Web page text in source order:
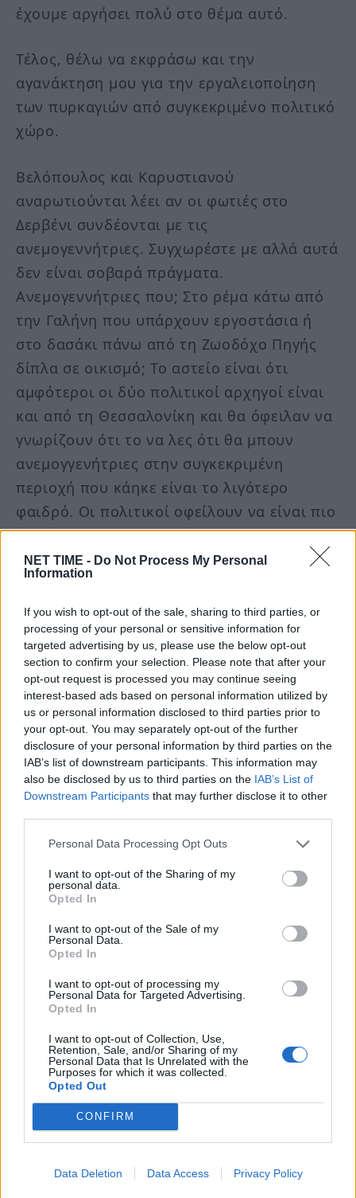
NET TIME - Do Not Process My Personal
Information
If you wish to opt-out of the sale, sharing to third parties, or
processing of your personal or sensitive information for
targeted advertising by us, please use the below opt-out
section to confirm your selection. Please note that after your
opt-out request is processed you may continue seeing
interest-based ads based on personal information utilized by
us or personal information disclosed to third parties prior to
your opt-out. You may separately opt-out of the further
disclosure of your personal information by third parties on the
IAB’s list of downstream participants. This information may
also be disclosed by us to third parties on the IAB’s List of
Downstream Participants that may further disclose it to other
Personal Data Processing Opt Outs
I want to opt-out of the Sharing of my
personal data.
Opted In
I want to opt-out of the Sale of my
Personal Data.
Opted In
I want to opt-out of processing my
Personal Data for Targeted Advertising.
Opted In
I want to opt-out of Collection, Use,
Retention, Sale, and/or Sharing of my
Personal Data that Is Unrelated with the
Purposes for which it was collected.
Opted Out
CONFIRM
Data Deletion Data Access Privacy Policy
έχουμε αργήσει πολύ στο θέμα αυτό.
Τέλος, θέλω να εκφράσω και την
αγανάκτηση μου για την εργαλειοποίηση
των πυρκαγιών από συγκεκριμένο πολιτικό
χώρο.
Βελόπουλος και Καρυστιανού
αναρωτιούνται λέει αν οι φωτιές στο
Δερβένι συνδέονται με τις
ανεμογεννήτριες. Συγχωρέστε με αλλά αυτά
δεν είναι σοβαρά πράγματα.
Ανεμογεννήτριες που; Στο ρέμα κάτω από
την Γαλήνη που υπάρχουν εργοστάσια ή
στο δασάκι πάνω από τη Ζωοδόχο Πηγής
δίπλα σε οικισμό; Το αστείο είναι ότι
αμφότεροι οι δύο πολιτικοί αρχηγοί είναι
και από τη Θεσσαλονίκη και θα όφειλαν να
γνωρίζουν ότι το να λες ότι θα μπουν
ανεμογγενήτριες στην συγκεκριμένη
περιοχή που κάηκε είναι το λιγότερο
φαιδρό. Οι πολιτικοί οφείλουν να είναι πιο
προσεκτικοί όταν υπάρχουν απώλειες
ζωών και σημαντικές καταστροφές,
ζητήματα εν ου παικτοίς.
Δεν είναι δυνατόν σε απόσταση λιγότερη
από 15 χιλιόμετρα από το κέντρο της
πόλης, η φωτιά στον ορεινό όγκο του
Δερβενίου να ξεκινάει από την Ανθούπολη
και να φτάνει στη Λητή, μέρα μεσημέρι. Δεν
γίνεται να διανύει η φωτιά μια απόσταση 4
χιλιόμετρων υπό αυτές τις συνθήκες. Θα
πρέπει να ξαναδούμε όλο το σχέδιο
πρόληψης και κατάσβεσης του βουνού μας
από την αρχή. Δεν με απασχολεί αν η
περιοχή ανήκει στην αρμοδιότητα του
Δασαρχείου ή της Περιφέρειας, άμεσα ως
όλους τους εμπλεκόμενους φορείς και να
ξαναδούμε το επιχειρησιακό πλάνο,
αντιπυρικές ζώνες, 24ωρη επιτήρηση,
κρουνούς κλπ. Πόσο ασυνεπές είναι να
κάνουμε έναν τεράστιο αγώνα να σώσουμε
τον ορεινό όγκο από το να γίνει λατομείο,
αν δεν έχουμε πρώτα διασφαλίσει ότι δεν
κινδυνεύει από πυρκαγιά;».
Τρεις νεκροί από την πυρκαγιά στη